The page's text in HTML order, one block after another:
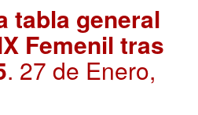
tabla general
Femenil tras
. 27 de Enero,